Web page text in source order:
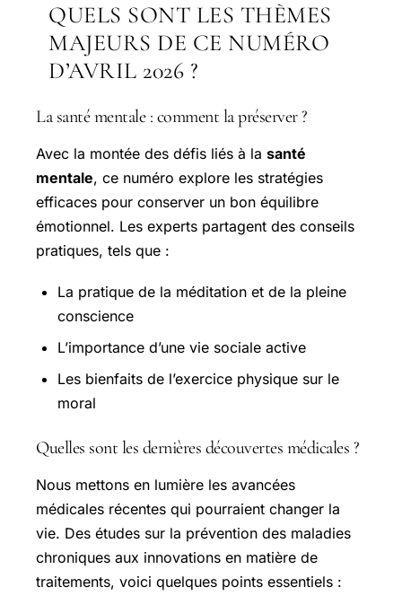
QUELS SONT LES THÈMES
MAJEURS DE CE NUMÉRO
D’AVRIL 2026 ?
La santé mentale : comment la préserver ?
Avec la montée des défis liés à la santé
mentale, ce numéro explore les stratégies
efficaces pour conserver un bon équilibre
émotionnel. Les experts partagent des conseils
pratiques, tels que :
La pratique de la méditation et de la pleine
conscience
L’importance d’une vie sociale active
Les bienfaits de l’exercice physique sur le
moral
Quelles sont les dernières découvertes médicales ?
Nous mettons en lumière les avancées
médicales récentes qui pourraient changer la
vie. Des études sur la prévention des maladies
chroniques aux innovations en matière de
traitements, voici quelques points essentiels :